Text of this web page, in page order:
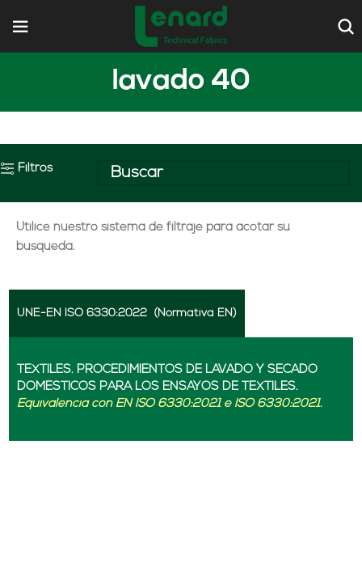
lavado 40
Filtros
Utilice nuestro sistema de filtraje para acotar su
búsqueda.
UNE-EN ISO 6330:2022 (Normativa EN)
TEXTILES. PROCEDIMIENTOS DE LAVADO Y SECADO
DOMÉSTICOS PARA LOS ENSAYOS DE TEXTILES.
Equivalencia con EN ISO 6330:2021 e ISO 6330:2021.